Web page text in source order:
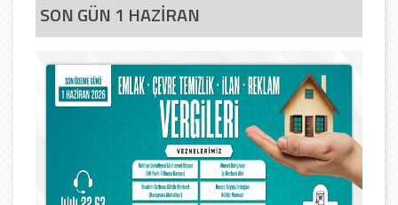
SON GÜN 1 HAZİRAN